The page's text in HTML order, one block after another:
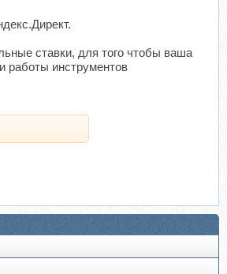
ставки, для того чтобы ваша
работы инструментов